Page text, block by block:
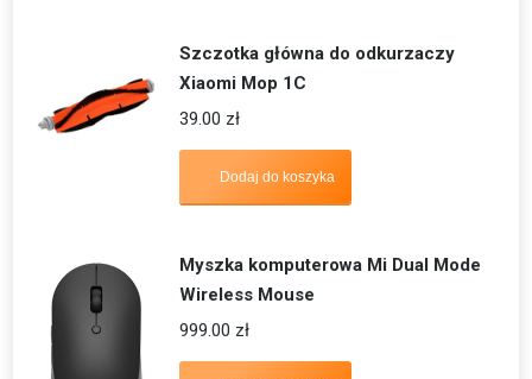
Szczotka główna do odkurzaczy
Xiaomi Mop 1C
39.00 zł
Dodaj do koszyka
Myszka komputerowa Mi Dual Mode
Wireless Mouse
999.00 zł